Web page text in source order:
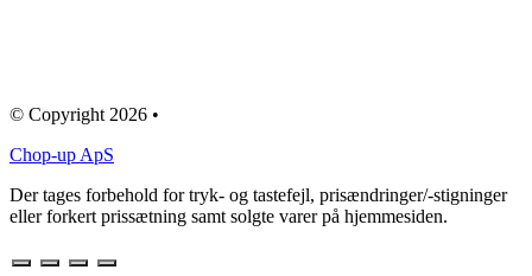
© Copyright 2026 •
Chop-up ApS
Der tages forbehold for tryk- og tastefejl, prisændringer/-stigninger
eller forkert prissætning samt solgte varer på hjemmesiden.